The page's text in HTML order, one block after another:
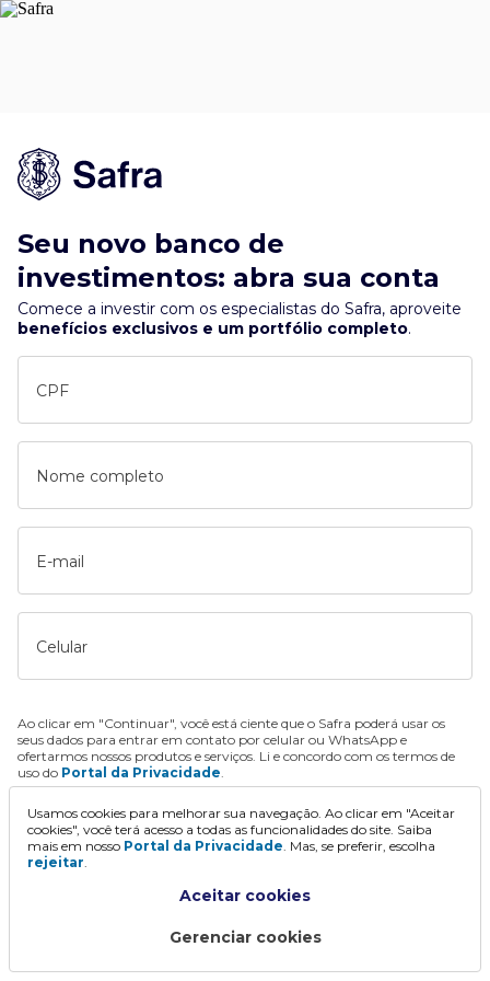
Seu novo banco de
investimentos: abra sua conta
Comece a investir com os especialistas do Safra, aproveite
benefícios exclusivos e um portfólio completo.
CPF
Nome completo
E-mail
Celular
Ao clicar em "Continuar", você está ciente que o Safra poderá usar os
seus dados para entrar em contato por celular ou WhatsApp e
ofertarmos nossos produtos e serviços. Li e concordo com os termos de
uso do Portal da Privacidade.
Continuar
Usamos cookies para melhorar sua navegação. Ao clicar em "Aceitar
cookies", você terá acesso a todas as funcionalidades do site. Saiba
mais em nosso Portal da Privacidade. Mas, se preferir, escolha
rejeitar.
Aceitar cookies
Gerenciar cookies